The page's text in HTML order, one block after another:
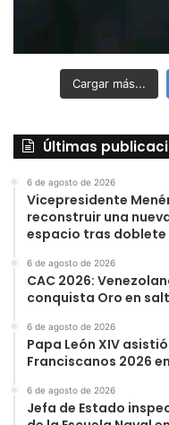
Cargar más...
Últimas
6 de agosto de 2026
Vicepresidente
reconstruir una
espacio tras doblete
6 de agosto de 2026
CAC 2026:
conquista Oro en
6 de agosto de 2026
Papa León XIV
Franciscanos 2026
6 de agosto de 2026
Jefa de Estado